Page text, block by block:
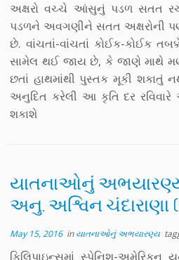
અક્ષરો વચ્ચે આંસુનું પડળ સતત
પડળને અવગણીને સતત અક્ષરોની
છે. વાંચતાં-વાંચતાં કોઈક-કોઈક
સામેલ થઈ જાય છે, કે જાણે માથે
છતાં હાથમાંથી પુસ્તક મૂકી શકાતું
અનુદિત કરેલી આ કૃતિ દર રવિવારે
શકાશે
યાતનાઓનું
અનુ. અશ્વિન ચંદારાણા
May 15, 2016inયાતનાઓનું અભયારણ્ય
ફિલિપાઇન્સમાં સ્પેનિશ-અમેરિકન